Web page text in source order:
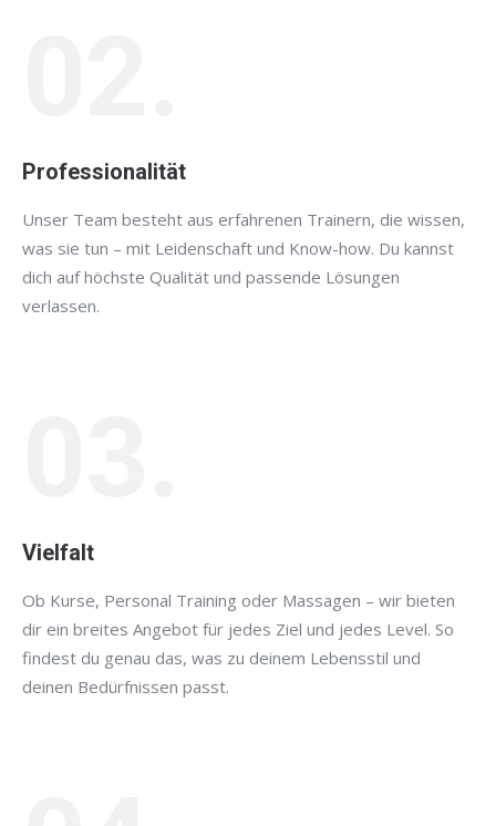
Professionalität
Unser Team besteht aus erfahrenen Trainern, die wissen,
was sie tun – mit Leidenschaft und Know-how. Du kannst
dich auf höchste Qualität und passende Lösungen
verlassen.
Vielfalt
Ob Kurse, Personal Training oder Massagen – wir bieten
dir ein breites Angebot für jedes Ziel und jedes Level. So
findest du genau das, was zu deinem Lebensstil und
deinen Bedürfnissen passt.